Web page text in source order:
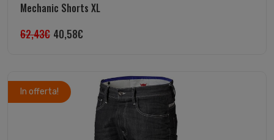
Mechanic Shorts XL
62,43€ 40,58€
In offerta!